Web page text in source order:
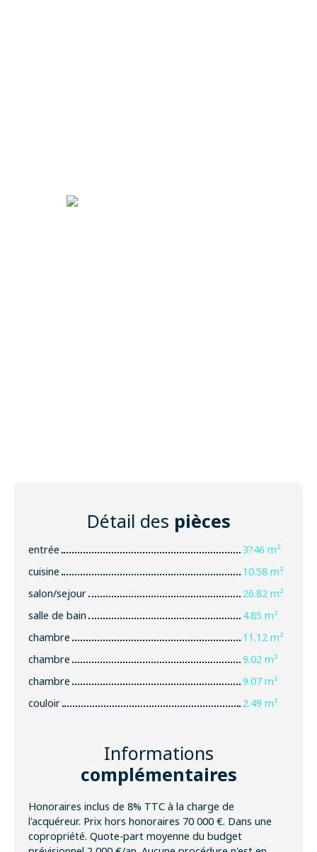
Détail des pièces
entrée
3?46 m²
cuisine
10.58 m²
salon/sejour
26.82 m²
salle de bain
4.85 m²
chambre
11.12 m²
chambre
9.02 m²
chambre
9.07 m²
couloir
2.49 m²
Informations
complémentaires
Honoraires inclus de 8% TTC à la charge de
l'acquéreur. Prix hors honoraires 70 000 €. Dans une
copropriété. Quote-part moyenne du budget